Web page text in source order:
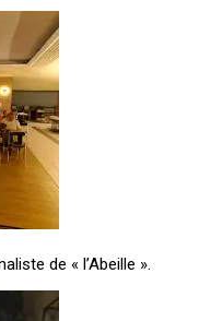
de « l’Abeille ».